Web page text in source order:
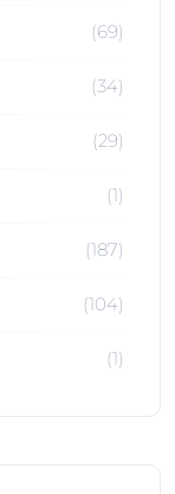
(69)
(34)
(29)
(1)
(187)
(104)
(1)